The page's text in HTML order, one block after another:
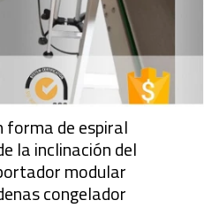
forma de espiral
la inclinación del
modular
congelador